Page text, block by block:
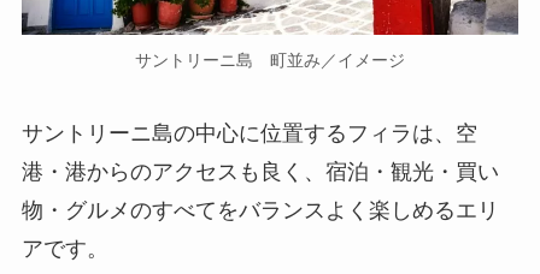
サントリーニ島 町並み／イメージ
サントリーニ島の中心に位置するフィラは、空
港・港からのアクセスも良く、宿泊・観光・買い
物・グルメのすべてをバランスよく楽しめるエリ
アです。